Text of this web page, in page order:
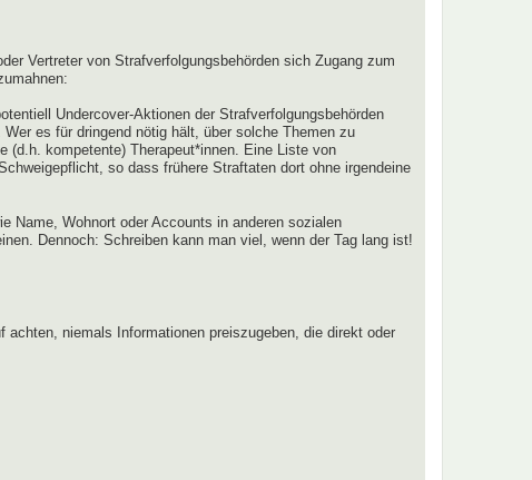
Vertreter von Strafverfolgungsbehörden sich Zugang zum
Undercover-Aktionen der Strafverfolgungsbehörden
es für dringend nötig hält, über solche Themen zu
(d.h. kompetente) Therapeut*innen. Eine Liste von
so dass frühere Straftaten dort ohne irgendeine
Name, Wohnort oder Accounts in anderen sozialen
Dennoch: Schreiben kann man viel, wenn der Tag lang ist!
achten, niemals Informationen preiszugeben, die direkt oder